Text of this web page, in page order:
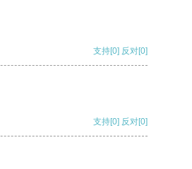
支持[0] 反对[0]
支持[0] 反对[0]